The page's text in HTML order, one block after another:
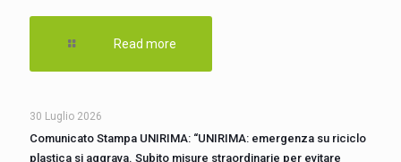
Read more
30 Luglio 2026
Comunicato Stampa UNIRIMA: “UNIRIMA: emergenza su riciclo
plastica si aggrava. Subito misure straordinarie per evitare